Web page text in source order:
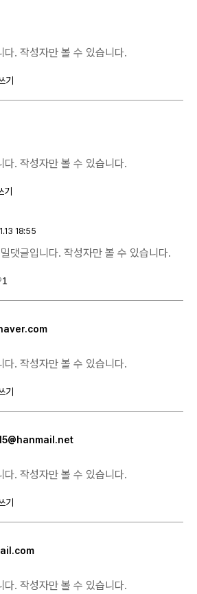
다. 작성자만 볼 수 있습니다.
기
다. 작성자만 볼 수 있습니다.
기
18:55
댓글입니다. 작성자만 볼 수 있습니다.
1
다. 작성자만 볼 수 있습니다.
기
다. 작성자만 볼 수 있습니다.
기
다. 작성자만 볼 수 있습니다.